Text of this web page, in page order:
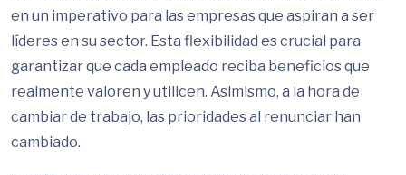
en un imperativo para las empresas que aspiran a ser
líderes en su sector. Esta flexibilidad es crucial para
garantizar que cada empleado reciba beneficios que
realmente valoren y utilicen. Asimismo, a la hora de
cambiar de trabajo, las prioridades al renunciar han
cambiado.